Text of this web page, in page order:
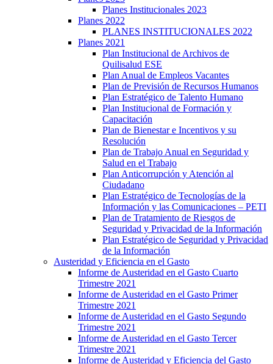
Planes Institucionales 2023
Planes 2022
PLANES INSTITUCIONALES 2022
Planes 2021
Plan Institucional de Archivos de
Quilisalud ESE
Plan Anual de Empleos Vacantes
Plan de Previsión de Recursos Humanos
Plan Estratégico de Talento Humano
Plan Institucional de Formación y
Capacitación
Plan de Bienestar e Incentivos y su
Resolución
Plan de Trabajo Anual en Seguridad y
Salud en el Trabajo
Plan Anticorrupción y Atención al
Ciudadano
Plan Estratégico de Tecnologías de la
Información y las Comunicaciones – PETI
Plan de Tratamiento de Riesgos de
Seguridad y Privacidad de la Información
Plan Estratégico de Seguridad y Privacidad
de la Información
Austeridad y Eficiencia en el Gasto
Informe de Austeridad en el Gasto Cuarto
Trimestre 2021
Informe de Austeridad en el Gasto Primer
Trimestre 2021
Informe de Austeridad en el Gasto Segundo
Trimestre 2021
Informe de Austeridad en el Gasto Tercer
Trimestre 2021
Informe de Austeridad y Eficiencia del Gasto